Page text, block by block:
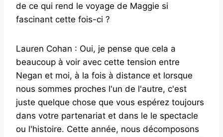
de ce qui rend le voyage de Maggie si
fascinant cette fois-ci ?
Lauren Cohan : Oui, je pense que cela a
beaucoup à voir avec cette tension entre
Negan et moi, à la fois à distance et lorsque
nous sommes proches l'un de l'autre, c'est
juste quelque chose que vous espérez toujours
dans votre partenariat et dans le le spectacle
ou l'histoire. Cette année, nous décomposons